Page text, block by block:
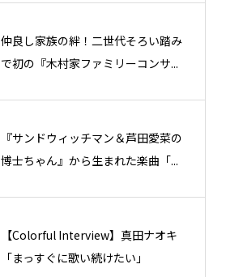
仲良し家族の絆！二世代そろい踏み
で初の『木村家ファミリーコンサ...
『サンドウィッチマン＆芦田愛菜の
博士ちゃん』から生まれた楽曲「...
【Colorful Interview】真田ナオキ
「まっすぐに歌い続けたい」